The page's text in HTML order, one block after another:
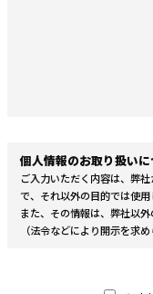
個人情報のお取り扱いに
ご入力いただく内容は、弊
で、それ以外の目的では使用
また、その情報は、弊社以
（法令などにより開示を求